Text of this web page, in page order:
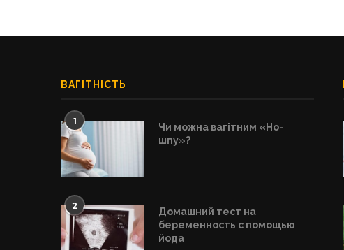
ВАГІТНІСТЬ
1
Чи можна вагітним «Но-
шпу»?
2
Домашний тест на
беременность с помощью
йода